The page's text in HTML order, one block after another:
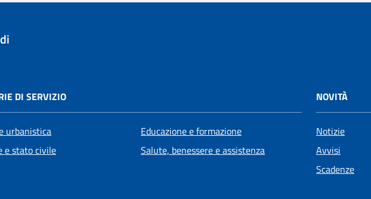
DI SERVIZIO
urbanistica
e stato civile
Educazione e formazione
Salute, benessere e assistenza
NOVITÀ
Notizie
Avvisi
Scadenze